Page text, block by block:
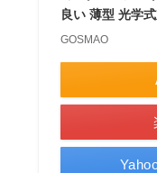
良い 薄型 光学
GOSMAO